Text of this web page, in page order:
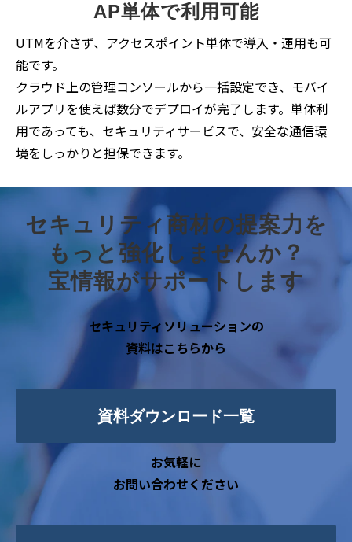
AP単体で利用可能
UTMを介さず、アクセスポイント単体で導入・運用も可
能です。
クラウド上の管理コンソールから一括設定でき、モバイ
ルアプリを使えば数分でデプロイが完了します。単体利
用であっても、セキュリティサービスで、安全な通信環
境をしっかりと担保できます。
セキュリティ商材の提案力を
もっと強化しませんか？
宝情報がサポートします
セキュリティソリューションの
資料はこちらから
資料ダウンロード一覧
お気軽に
お問い合わせください